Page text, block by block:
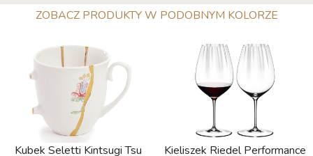
ZOBACZ PRODUKTY W PODOBNYM KOLORZE
Kubek Seletti Kintsugi Tsu
Kieliszek Riedel Performance